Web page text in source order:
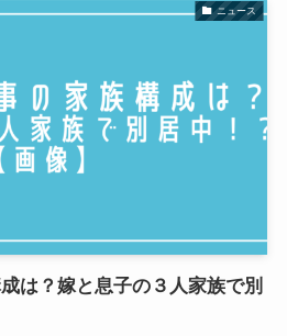
ニュース
は？嫁と息子の３人家族で別